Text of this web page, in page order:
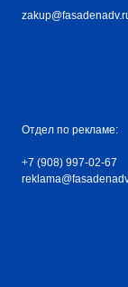
Отдел по рекламе:
+7 (908) 997-02-67